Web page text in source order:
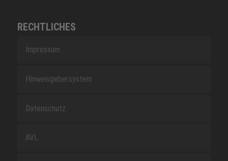
RECHTLICHES
Impressum
Hinweisgebersystem
Datenschutz
AVL